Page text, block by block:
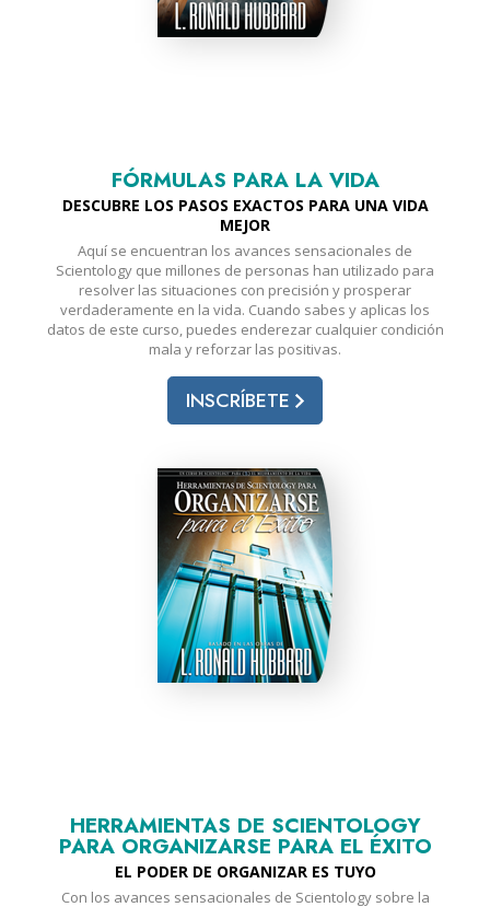
FÓRMULAS PARA LA VIDA
DESCUBRE LOS PASOS EXACTOS PARA UNA VIDA
MEJOR
Aquí se encuentran los avances sensacionales de
Scientology que millones de personas han utilizado para
resolver las situaciones con precisión y prosperar
verdaderamente en la vida. Cuando sabes y aplicas los
datos de este curso, puedes enderezar cualquier condición
mala y reforzar las positivas.
INSCRÍBETE
HERRAMIENTAS DE SCIENTOLOGY
PARA ORGANIZARSE PARA EL ÉXITO
EL PODER DE ORGANIZAR ES TUYO
Con los avances sensacionales de Scientology sobre la